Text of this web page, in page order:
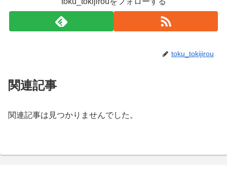
toku_tokijirou
関連記事
関連記事は見つかりませんでした。